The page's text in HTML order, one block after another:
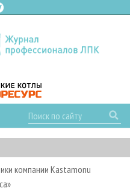
компании Kastamonu